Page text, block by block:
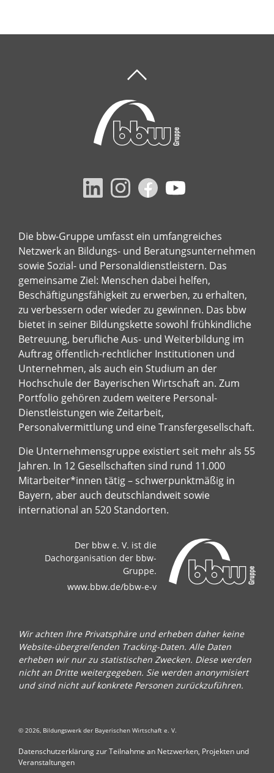
Die bbw-Gruppe umfasst ein umfangreiches
Netzwerk an Bildungs- und Beratungsunternehmen
sowie Sozial- und Personaldienstleistern. Das
gemeinsame Ziel: Menschen dabei helfen,
Beschäftigungsfähigkeit zu erwerben, zu erhalten,
zu verbessern oder wieder zu gewinnen. Das bbw
bietet in seiner Bildungskette sowohl frühkindliche
Betreuung, berufliche Aus- und Weiterbildung im
Auftrag öffentlich-rechtlicher Institutionen und
Unternehmen, als auch ein Studium an der
Hochschule der Bayerischen Wirtschaft an. Zum
Portfolio gehören zudem weitere Personal-
Dienstleistungen wie Zeitarbeit,
Personalvermittlung und eine Transfergesellschaft.
Die Unternehmensgruppe existiert seit mehr als 55
Jahren. In 12 Gesellschaften sind rund 11.000
Mitarbeiter*innen tätig – schwerpunktmäßig in
Bayern, aber auch deutschlandweit sowie
international an 520 Standorten.
Der bbw e. V. ist die
Dachorganisation der bbw-
Gruppe.
www.bbw.de/bbw-e-v
Wir achten Ihre Privatsphäre und erheben daher keine
Website-übergreifenden Tracking-Daten. Alle Daten
erheben wir nur zu statistischen Zwecken. Diese werden
nicht an Dritte weitergegeben. Sie werden anonymisiert
und sind nicht auf konkrete Personen zurückzuführen.
© 2026, Bildungswerk der Bayerischen Wirtschaft e. V.
Datenschutzerklärung zur Teilnahme an Netzwerken, Projekten und
Veranstaltungen